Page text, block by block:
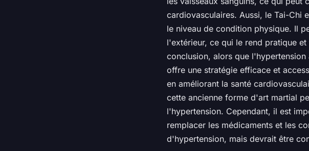
cardiovasculaires. Aussi, le Tai-Chi
le niveau de condition physique. Il
l'extérieur, ce qui le rend pratique
conclusion, alors que
offre une stratégie efficace et
en améliorant la santé
cette ancienne forme d'art martial
l'hypertension. Cependant, il est
remplacer les médicaments et les
d'hypertension, mais devrait être